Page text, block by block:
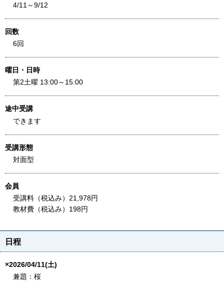
4/11～9/12
回数
6回
曜日・日時
第2土曜 13:00～15:00
途中受講
できます
受講形態
対面型
会員
受講料（税込み）21,978円
教材費（税込み）198円
日程
×2026/04/11(土)
兼題：桜